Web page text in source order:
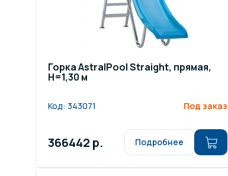
Горка AstralPool Straight, прямая,
H=1,30 м
Код: 343071 Под заказ
366442 р. Подробнее